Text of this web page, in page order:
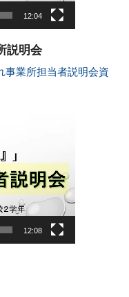
12:04
説明会
事業所担当者説明会資
12:08